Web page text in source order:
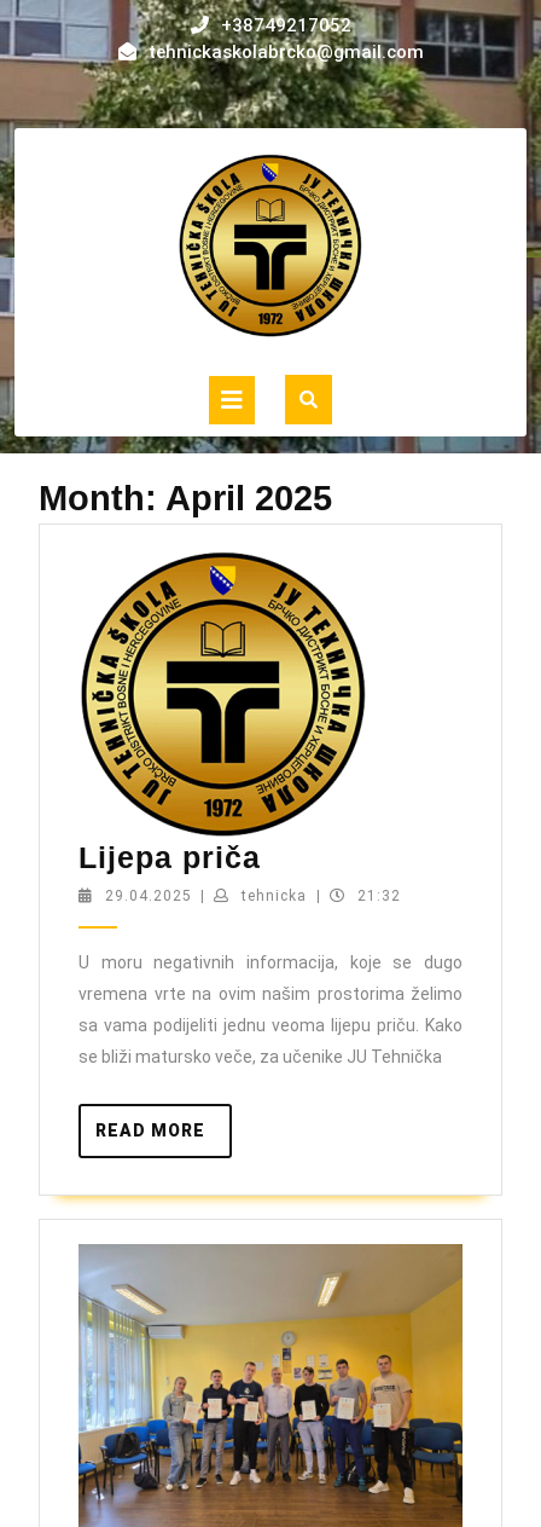
Skip
content
+38749217052
tehnickaskolabrcko@gmail.com
Open
Button
Month: April 2025
Lijepa priča
priča
29.04.2025 29.04.2025
| tehnicka tehnicka
| 21:32
U moru negativnih informacija, koje se dugo
vremena vrte na ovim našim prostorima želimo
sa vama podijeliti jednu veoma lijepu priču. Kako
se bliži matursko veče, za učenike JU Tehnička
READ MORE
MORE